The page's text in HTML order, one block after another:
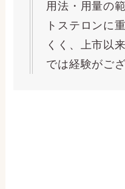
用法・用量の
トステロンに
くく、上市以
では経験がご